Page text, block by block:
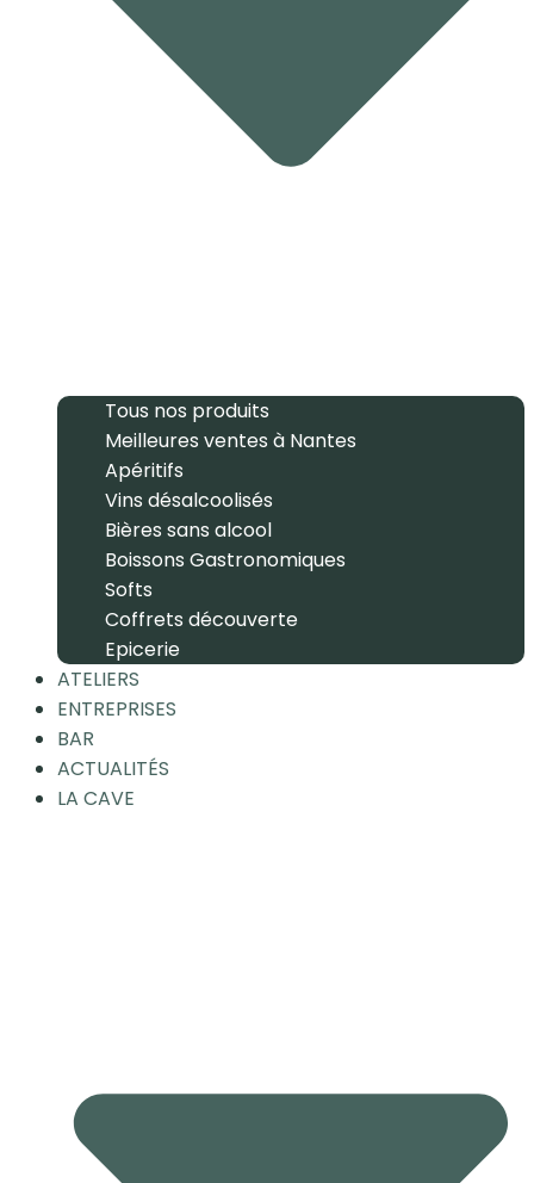
Tous nos produits
Meilleures ventes à Nantes
Apéritifs
Vins désalcoolisés
Bières sans alcool
Boissons Gastronomiques
Softs
Coffrets découverte
Epicerie
ATELIERS
ENTREPRISES
BAR
ACTUALITÉS
LA CAVE